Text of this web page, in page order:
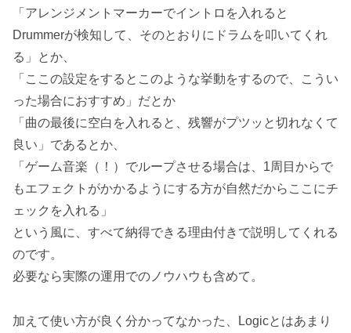
「アレンジメントマーカーでイントロを入れると
Drummerが検知して、そのとおりにドラムを叩いてくれ
る」とか、
「ここの設定をするとこのような挙動をするので、こうい
った場合におすすめ」だとか
「曲の最後に空白を入れると、残響がプツッと切れなくて
良い」であるとか、
「ゲーム音楽（！）でループさせる場合は、1周目からで
もエフェクトがかかるようにする方が自然だからここにチ
ェックを入れる」
という風に、すべて納得できる理由付きで説明してくれる
のです。
必要なら実際の運用でのノウハウも含めて。
加えて使い方が良く分かってなかった、Logicとはあまり